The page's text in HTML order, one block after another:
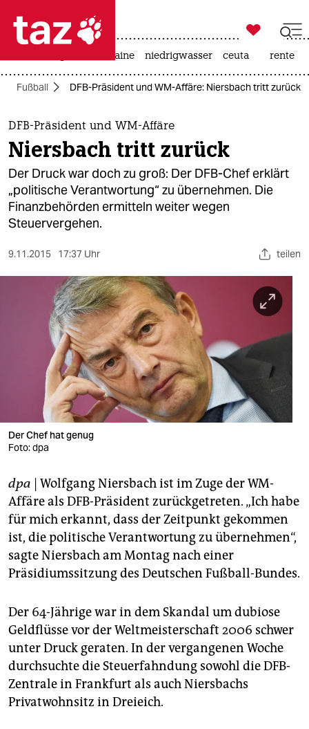
 taz zahl ich
taz zahl ich
themen
politik
öko
gesellschaft
kultur
sport
wahrheit
verlag
verlag
shop
fragen & hilfe
unterstützen
abo
epaper login

taz zahl ich
krieg in der ukraine niedrigwasser ceuta rente
Fußball DFB-Präsident und WM-Affäre: Niersbach tritt zurück
DFB-Präsident und WM-Affäre
Niersbach tritt zurück
Der Druck war doch zu groß: Der DFB-Chef erklärt
„politische Verantwortung“ zu übernehmen. Die
Finanzbehörden ermitteln weiter wegen
Steuervergehen.
9.11.2015 17:37 Uhr teilen
Der Chef hat genug
Foto: dpa
dpa | Wolfgang Niersbach ist im Zuge der WM-
Affäre als DFB-Präsident zurückgetreten. „Ich habe
für mich erkannt, dass der Zeitpunkt gekommen
ist, die politische Verantwortung zu übernehmen“,
sagte Niersbach am Montag nach einer
Präsidiumssitzung des Deutschen Fußball-Bundes.
Der 64-Jährige war in dem Skandal um dubiose
Geldflüsse vor der Weltmeisterschaft 2006 schwer
unter Druck geraten. In der vergangenen Woche
durchsuchte die Steuerfahndung sowohl die DFB-
Zentrale in Frankfurt als auch Niersbachs
Privatwohnsitz in Dreieich.